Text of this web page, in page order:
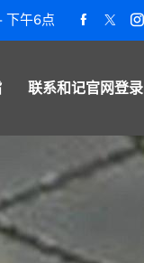
下午6点
联系和记官网登录